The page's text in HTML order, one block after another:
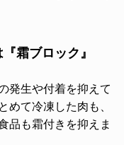
霜ブロック』
発生や付着を抑えて
めて冷凍した肉も、
品も霜付きを抑えま